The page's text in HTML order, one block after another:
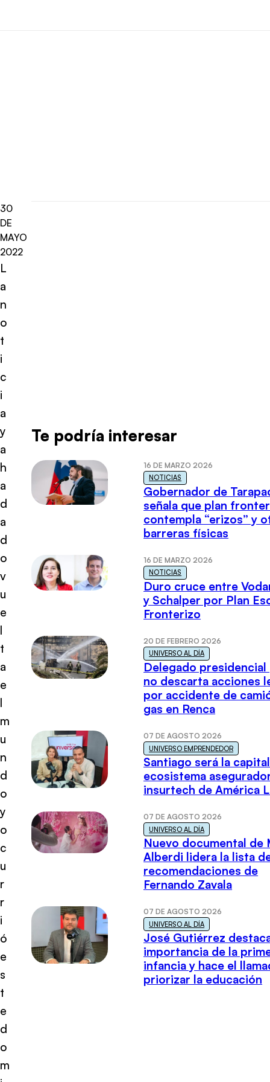
30
DE
MAYO
2022
L
a
n
o
t
i
c
i
a
y
a
h
a
d
a
d
o
v
u
e
l
t
a
e
l
m
u
n
d
o
y
o
c
u
r
r
i
ó
e
s
t
e
d
o
m
Te podría interesar
16 DE MARZO 2026
NOTICIAS
Gobernador de
señala que plan
contempla “erizos” y
barreras físicas
16 DE MARZO 2026
NOTICIAS
Duro cruce entre
y Schalper por Plan
Fronterizo
20 DE FEBRERO 2026
UNIVERSO AL DÍA
Delegado presidencial
no descarta acciones
por accidente de
gas en Renca
07 DE AGOSTO 2026
UNIVERSO EMPRENDEDOR
Santiago será la
ecosistema
insurtech de América
07 DE AGOSTO 2026
UNIVERSO AL DÍA
Nuevo documental de
Alberdi lidera la lista
recomendaciones de
Fernando Zavala
07 DE AGOSTO 2026
UNIVERSO AL DÍA
José Gutiérrez
importancia de la
infancia y hace el
priorizar la educación